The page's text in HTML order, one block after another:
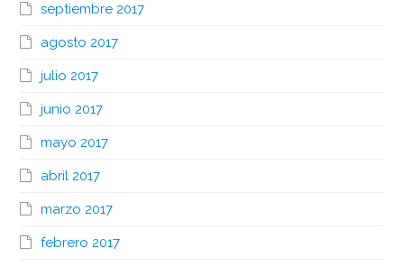
septiembre 2017
agosto 2017
julio 2017
junio 2017
mayo 2017
abril 2017
marzo 2017
febrero 2017